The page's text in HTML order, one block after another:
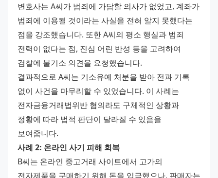
변호사는 A씨가 범죄에 가담할 의사가 없었고, 계좌가
범죄에 이용될 것이라는 사실을 전혀 알지 못했다는
점을 강조했습니다. 또한 A씨의 평소 행실과 범죄
전력이 없다는 점, 진심 어린 반성 등을 고려하여
검찰에 불기소 의견을 요청했습니다.
결과적으로 A씨는 기소유예 처분을 받아 전과 기록
없이 사건을 마무리할 수 있었습니다. 이 사례는
전자금융거래법위반 혐의라도 구체적인 상황과
정황에 따라 법적 판단이 달라질 수 있음을
보여줍니다.
사례 2: 온라인 사기 피해 회복
B씨는 온라인 중고거래 사이트에서 고가의
전자제품을 구매하기 위해 돈을 입금했으나, 판매자는